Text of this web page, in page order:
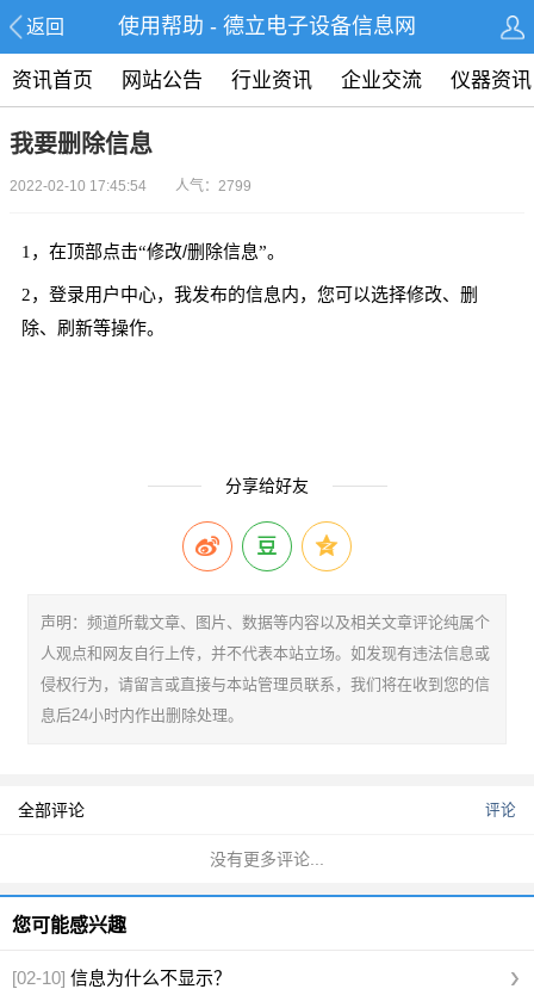
返回 使用帮助 - 德立电子设备信息网
资讯首页 网站公告 行业资讯 企业交流 仪器资讯
我要删除信息
2022-02-10 17:45:54 人气：2799
1，在顶部点击“修改/删除信息”。
2，登录用户中心，我发布的信息内，您可以选择修改、删
除、刷新等操作。
分享给好友
声明：频道所载文章、图片、数据等内容以及相关文章评论纯属个
人观点和网友自行上传，并不代表本站立场。如发现有违法信息或
侵权行为，请留言或直接与本站管理员联系，我们将在收到您的信
息后24小时内作出删除处理。
全部评论 评论
没有更多评论...
您可能感兴趣
[02-10] 信息为什么不显示？